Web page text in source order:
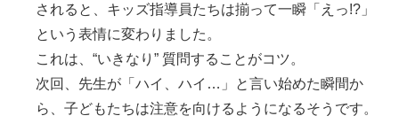
されると、キッズ指導員たちは揃って一瞬「えっ!?」
という表情に変わりました。
これは、“いきなり” 質問することがコツ。
次回、先生が「ハイ、ハイ…」と言い始めた瞬間か
ら、子どもたちは注意を向けるようになるそうです。